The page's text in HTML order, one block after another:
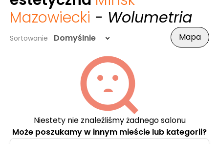
Mazowiecki - Wolumetria
Sortowanie Domyślnie Mapa
Niestety nie znaleźliśmy żadnego salonu
Może poszukamy w innym mieście lub kategorii?